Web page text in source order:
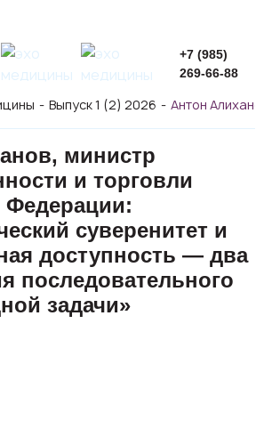
+7 (985)
269-66-88
Выпуск 1 (2) 2026 Антон
министр
и торговли
Федерации:
суверенитет и
доступность — два
последовательного
задачи»